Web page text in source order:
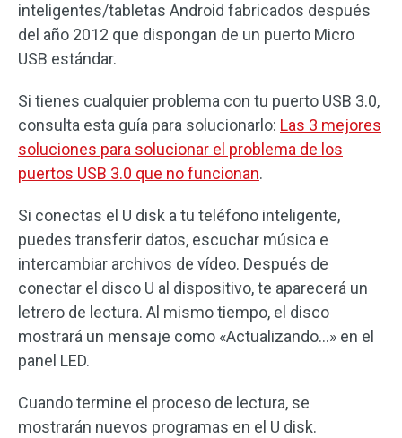
inteligentes/tabletas Android fabricados después
del año 2012 que dispongan de un puerto Micro
USB estándar.
Si tienes cualquier problema con tu puerto USB 3.0,
consulta esta guía para solucionarlo: Las 3 mejores
soluciones para solucionar el problema de los
puertos USB 3.0 que no funcionan.
Si conectas el U disk a tu teléfono inteligente,
puedes transferir datos, escuchar música e
intercambiar archivos de vídeo. Después de
conectar el disco U al dispositivo, te aparecerá un
letrero de lectura. Al mismo tiempo, el disco
mostrará un mensaje como «Actualizando…» en el
panel LED.
Cuando termine el proceso de lectura, se
mostrarán nuevos programas en el U disk.